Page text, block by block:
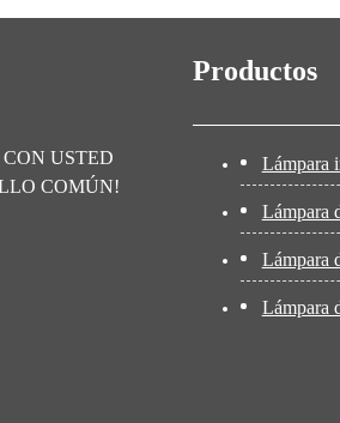
USTED
COMÚN!
Productos
Lámpara
Lámpara
Lámpara
Lámpara